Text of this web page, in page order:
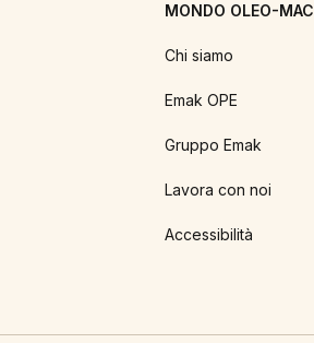
MONDO OLEO-MAC
Chi siamo
Emak OPE
Gruppo Emak
Lavora con noi
Accessibilità